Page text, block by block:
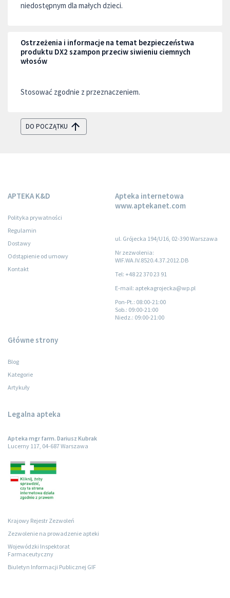
niedostępnym dla małych dzieci.
Ostrzeżenia i informacje na temat bezpieczeństwa
produktu DX2 szampon przeciw siwieniu ciemnych
włosów
Stosować zgodnie z przeznaczeniem.
DO POCZĄTKU
APTEKA K&D
Polityka prywatności
Regulamin
Dostawy
Odstąpienie od umowy
Kontakt
Apteka internetowa
www.aptekanet.com
ul. Grójecka 194/U16, 02-390 Warszawa
Nr zezwolenia:
WIF.WA.IV.8520.4.37.2012.DB
Tel: +48 22 370 23 91
E-mail: aptekagrojecka@wp.pl
Pon-Pt.: 08:00-21:00
Sob.: 09:00-21:00
Niedz.: 09:00-21:00
Główne strony
Blog
Kategorie
Artykuły
Legalna apteka
Apteka mgr farm. Dariusz Kubrak
Lucerny 117, 04-687 Warszawa
Krajowy Rejestr Zezwoleń
Zezwolenie na prowadzenie apteki
Wojewódzki Inspektorat
Farmaceutyczny
Biuletyn Informacji Publicznej GIF